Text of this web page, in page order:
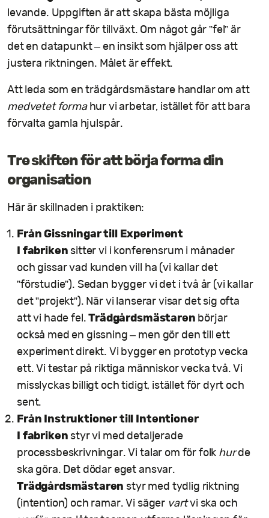
levande. Uppgiften är att skapa bästa möjliga
förutsättningar för tillväxt. Om något går ”fel” är
det en datapunkt – en insikt som hjälper oss att
justera riktningen. Målet är effekt.
Att leda som en trädgårdsmästare handlar om att
medvetet formahur vi arbetar, istället för att bara
förvalta gamla hjulspår.
Tre skiften för att börja forma din
organisation
Här är skillnaden i praktiken:
Från Gissningar till Experiment
I fabriken sitter vi i konferensrum i månader
och gissar vad kunden vill ha (vi kallar det
”förstudie”). Sedan bygger vi det i två år (vi kallar
det ”projekt”). När vi lanserar visar det sig ofta
att vi hade fel.Trädgårdsmästaren börjar
också med en gissning – men gör den till ett
experiment direkt. Vi bygger en prototyp vecka
ett. Vi testar på riktiga människor vecka två. Vi
misslyckas billigt och tidigt, istället för dyrt och
sent.
Från Instruktioner till Intentioner
I fabriken styr vi med detaljerade
processbeskrivningar. Vi talar om för folk hurde
ska göra. Det dödar eget ansvar.
Trädgårdsmästaren styr med tydlig riktning
(intention) och ramar. Vi säger vartvi ska och